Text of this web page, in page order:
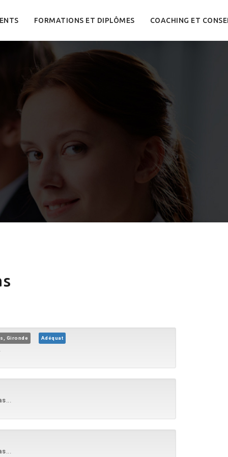
FORMATIONS ET DIPLÔMES COACHING ET
Gironde Adéquat
...
...